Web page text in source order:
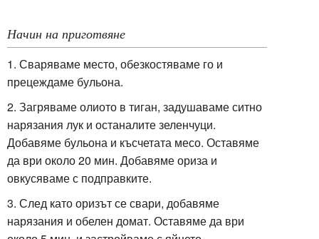
Начин на приготвяне
1. Сваряваме место, обезкостяваме го и
прецеждаме бульона.
2. Загряваме олиото в тиган, задушаваме ситно
нарязания лук и останалите зеленчуци.
Добавяме бульона и късчетата месо. Оставяме
да ври около 20 мин. Добавяме ориза и
овкусяваме с подправките.
3. След като оризът се свари, добавяме
нарязания и обелен домат. Оставяме да ври